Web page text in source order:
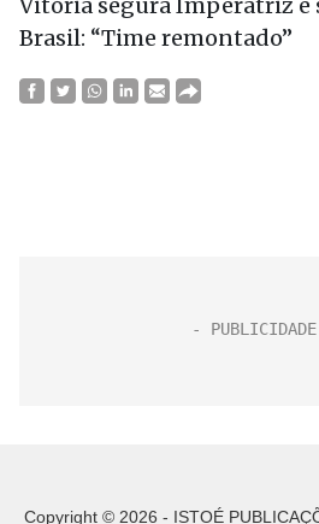
Brasil: “Time remontado”
Copyright © 2026 - ISTOÉ